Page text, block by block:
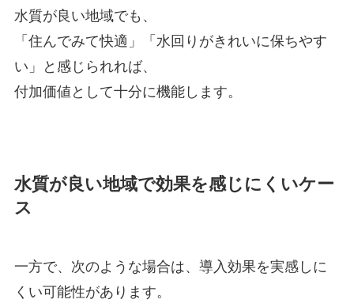
水質が良い地域でも、
「住んでみて快適」「水回りがきれいに保ちやす
い」と感じられれば、
付加価値として十分に機能します。
水質が良い地域で効果を感じにくいケー
ス
一方で、次のような場合は、導入効果を実感しに
くい可能性があります。